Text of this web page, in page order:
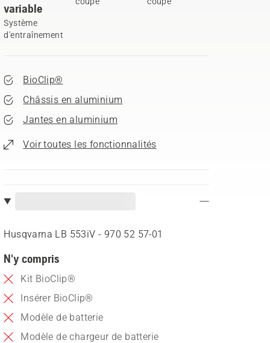
variable
Système
d'entraînement
BioClip®
Châssis en aluminium
Jantes en aluminium
Voir toutes les fonctionnalités
Husqvarna LB 553iV - 970 52 57‑01
N'y compris
Kit BioClip®
Insérer BioClip®
Modèle de batterie
Modèle de chargeur de batterie